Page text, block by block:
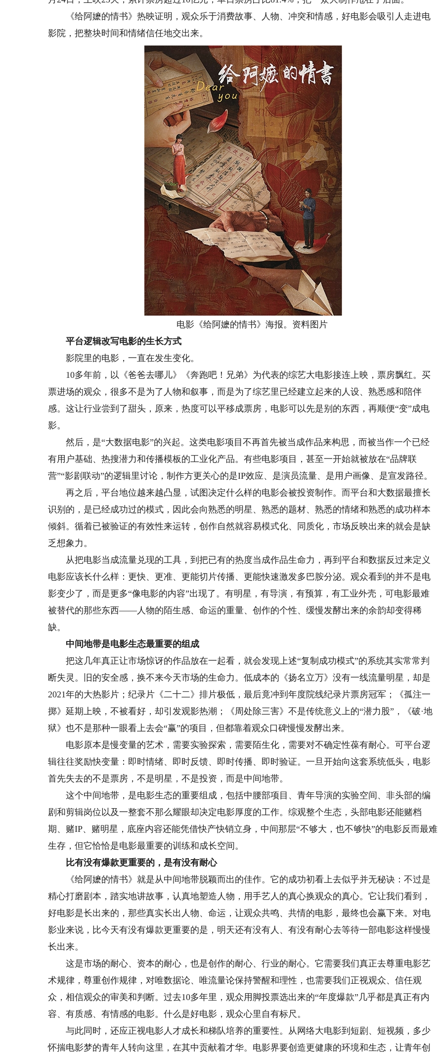
《给阿嬷的情书》热映证明，观众乐于消费故事、人物、冲突和情感，好电影会吸引人走进电
影院，把整块时间和情绪信任地交出来。
电影《给阿嬷的情书》海报。资料图片
平台逻辑改写电影的生长方式
影院里的电影，一直在发生变化。
10多年前，以《爸爸去哪儿》《奔跑吧！兄弟》为代表的综艺大电影接连上映，票房飘红。买
票进场的观众，很多不是为了人物和叙事，而是为了综艺里已经建立起来的人设、熟悉感和陪伴
感。这让行业尝到了甜头，原来，热度可以平移成票房，电影可以先是别的东西，再顺便“变”成电
影。
然后，是“大数据电影”的兴起。这类电影项目不再首先被当成作品来构思，而被当作一个已经
有用户基础、热搜潜力和传播模板的工业化产品。有些电影项目，甚至一开始就被放在“品牌联
营”“影剧联动”的逻辑里讨论，制作方更关心的是IP效应、是演员流量、是用户画像、是宣发路径。
再之后，平台地位越来越凸显，试图决定什么样的电影会被投资制作。而平台和大数据最擅长
识别的，是已经成功过的模式，因此会向熟悉的明星、熟悉的题材、熟悉的情绪和熟悉的成功样本
倾斜。循着已被验证的有效性来运转，创作自然就容易模式化、同质化，市场反映出来的就会是缺
乏想象力。
从把电影当成流量兑现的工具，到把已有的热度当成作品生命力，再到平台和数据反过来定义
电影应该长什么样：更快、更准、更能切片传播、更能快速激发多巴胺分泌。观众看到的并不是电
影变少了，而是更多“像电影的内容”出现了。有明星，有导演，有预算，有工业外壳，可电影最难
被替代的那些东西——人物的陌生感、命运的重量、创作的个性、缓慢发酵出来的余韵却变得稀
缺。
中间地带是电影生态最重要的组成
把这几年真正让市场惊讶的作品放在一起看，就会发现上述“复制成功模式”的系统其实常常判
断失灵。旧的安全感，换不来今天市场的生命力。低成本的《扬名立万》没有一线流量明星，却是
2021年的大热影片；纪录片《二十二》排片极低，最后竟冲到年度院线纪录片票房冠军；《孤注一
掷》延期上映，不被看好，却引发观影热潮；《周处除三害》不是传统意义上的“潜力股”，《破·地
狱》也不是那种一眼看上去会“赢”的项目，但都靠着观众口碑慢慢发酵出来。
电影原本是慢变量的艺术，需要实验探索，需要陌生化，需要对不确定性葆有耐心。可平台逻
辑往往奖励快变量：即时情绪、即时反馈、即时传播、即时验证。一旦开始向这套系统低头，电影
首先失去的不是票房，不是明星，不是投资，而是中间地带。
这个中间地带，是电影生态的重要组成，包括中腰部项目、青年导演的实验空间、非头部的编
剧和剪辑岗位以及一整套不那么耀眼却决定电影厚度的工作。综观整个生态，头部电影还能赌档
期、赌IP、赌明星，底座内容还能凭借快产快销立身，中间那层“不够大，也不够快”的电影反而最难
生存，但它恰恰是电影最重要的训练和成长空间。
比有没有爆款更重要的，是有没有耐心
《给阿嬷的情书》就是从中间地带脱颖而出的佳作。它的成功初看上去似乎并无秘诀：不过是
精心打磨剧本，踏实地讲故事，认真地塑造人物，用手艺人的真心换观众的真心。它让我们看到，
好电影是长出来的，那些真实长出人物、命运，让观众共鸣、共情的电影，最终也会赢下来。对电
影业来说，比今天有没有爆款更重要的是，明天还有没有人、有没有耐心去等待一部电影这样慢慢
长出来。
这是市场的耐心、资本的耐心，也是创作的耐心、行业的耐心。它需要我们真正去尊重电影艺
术规律，尊重创作规律，对唯数据论、唯流量论保持警醒和理性，也需要我们正视观众、信任观
众，相信观众的审美和判断。过去10多年里，观众用脚投票选出来的“年度爆款”几乎都是真正有内
容、有质感、有情感的电影。什么是好电影，观众心里自有标尺。
与此同时，还应正视电影人才成长和梯队培养的重要性。从网络大电影到短剧、短视频，多少
怀揣电影梦的青年人转向这里，在其中贡献着才华。电影界要创造更健康的环境和生态，让青年创